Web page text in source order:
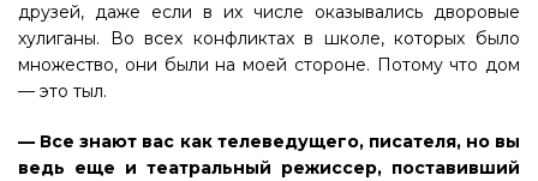
друзей, даже если в их числе оказывались дворовые
хулиганы. Во всех конфликтах в школе, которых было
множество, они были на моей стороне. Потому что дом
— это тыл.
— Все знают вас как телеведущего, писателя, но вы
ведь еще и театральный режиссер, поставивший